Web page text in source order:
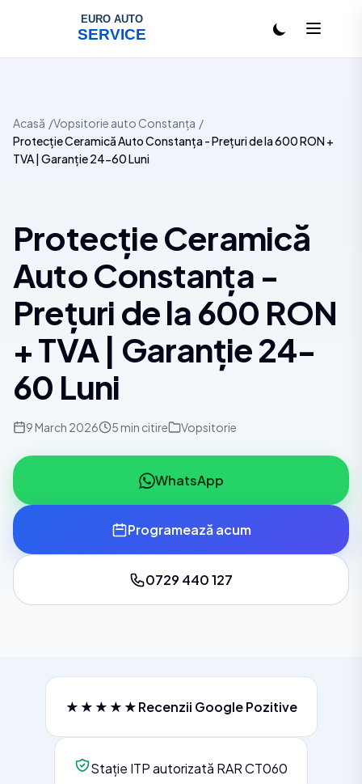
Acasă
Vopsitorie auto Constanța
Protecție Ceramică Auto Constanța - Prețuri de la 600 RON +
TVA | Garanție 24-60 Luni
Protecție Ceramică
Auto Constanța -
Prețuri de la 600 RON
+ TVA | Garanție 24-
60 Luni
9 March 2026 5 min citire Vopsitorie
WhatsApp
Programează acum
0729 440 127
★★★★★Recenzii Google Pozitive
Stație ITP autorizată RAR CT060